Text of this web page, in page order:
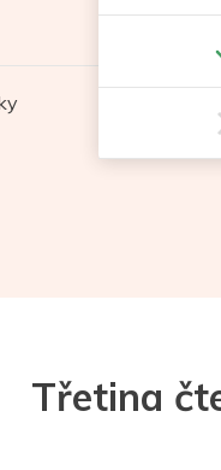
Třetina